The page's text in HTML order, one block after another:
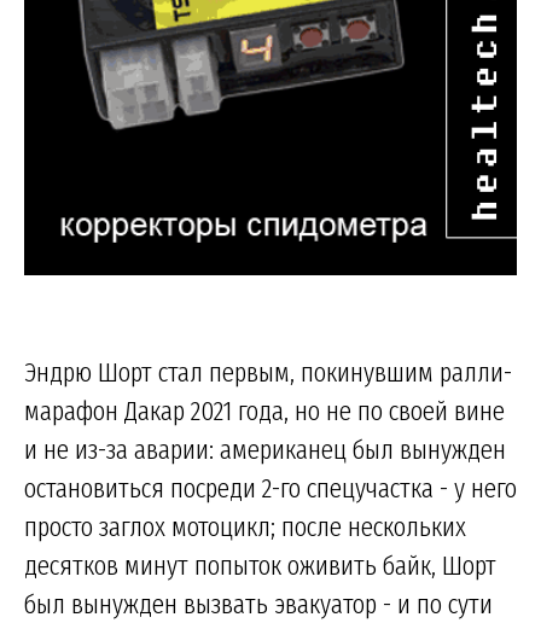
Эндрю Шорт стал первым, покинувшим ралли-
марафон Дакар 2021 года, но не по своей вине
и не из-за аварии: американец был вынужден
остановиться посреди 2-го спецучастка - у него
просто заглох мотоцикл; после нескольких
десятков минут попыток оживить байк, Шорт
был вынужден вызвать эвакуатор - и по сути